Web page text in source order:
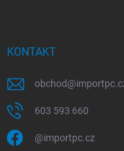
KONTAKT
obchod@
603 593 660
@importpc.cz